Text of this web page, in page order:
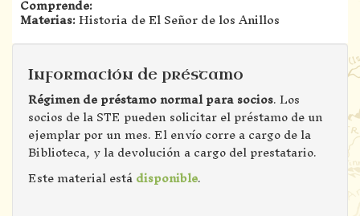
Materias:Historia de El Señor de los Anillos
Información de préstamo
Régimen de préstamo normal para socios. Los
socios de la STE pueden solicitar el préstamo de un
ejemplar por un mes. El envío corre a cargo de la
Biblioteca, y la devolución a cargo del prestatario.
Este material estádisponible.